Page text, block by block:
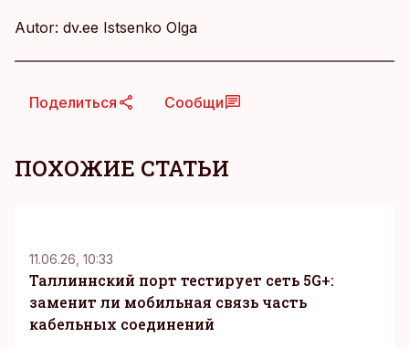
Autor: dv.ee Istsenko Olga
Поделиться Сообщи
ПОХОЖИЕ СТАТЬИ
11.06.26, 10:33
Таллиннский порт тестирует сеть 5G+:
заменит ли мобильная связь часть
кабельных соединений